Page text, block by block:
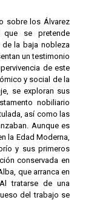
sobre los Álvarez
se pretende
la baja nobleza
un testimonio
de este
y social de la
se exploran sus
nobiliario
así como las
Aunque es
la Edad Moderna,
y sus primeros
conservada en
que arranca en
tratarse de una
del trabajo se